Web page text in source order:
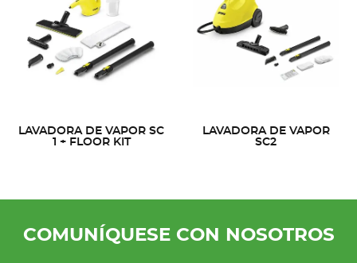
LAVADORA DE VAPOR SC
1 + FLOOR KIT
LAVADORA DE VAPOR
SC2
COMUNÍQUESE CON NOSOTROS